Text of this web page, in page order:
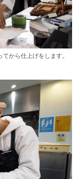
から仕上げをします。